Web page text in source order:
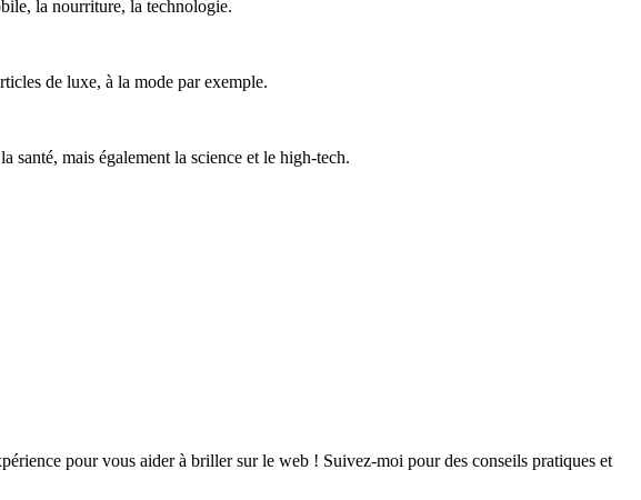
la nourriture, la technologie.
de luxe, à la mode par exemple.
santé, mais également la science et le high-tech.
pour vous aider à briller sur le web ! Suivez-moi pour des conseils pratiques et